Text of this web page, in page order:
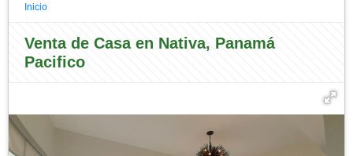
Inicio
Venta de Casa en Nativa, Panamá
Pacifico